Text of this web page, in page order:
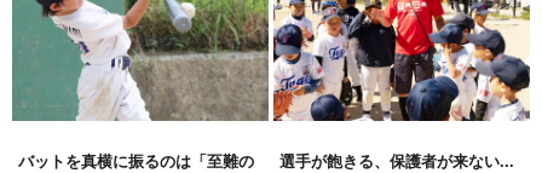
バットを真横に振るのは「至難の
選手が飽きる、保護者が来ない...